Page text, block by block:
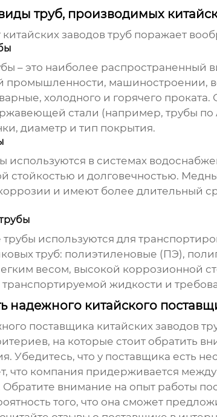
труб, производимых
китайских заводов трубпоражает
– это наиболее распространенный
промышленности, машиностроении,
холодного и горячего
стали (например, трубы по
диаметр и тип покрытия.
используются в системах
стойкостью и долговечностью.
и имеют более длительный
используются для
труб: полиэтиленовые (ПЭ),
весом, высокой коррозионной
жидкости и
надежного китайского
поставщика китайских заводов
на которые стоит обратить
Убедитесь, что у поставщика есть
что компания придерживается
Обратите внимание на опыт работы
того, что она сможет